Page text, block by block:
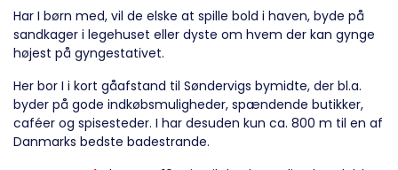
Har I børn med, vil de elske at spille bold i haven, byde på
sandkager i legehuset eller dyste om hvem der kan gynge
højest på gyngestativet.
Her bor I i kort gåafstand til Søndervigs bymidte, der bl.a.
byder på gode indkøbsmuligheder, spændende butikker,
caféer og spisesteder. I har desuden kun ca. 800 m til en af
Danmarks bedste badestrande.